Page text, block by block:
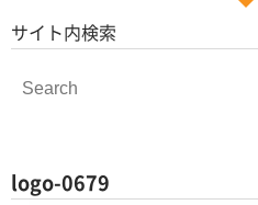
サイト内検索
logo-0679